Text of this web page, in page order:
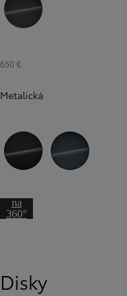
a bonusu za výkup
Nový Yaris Cross
650 €
Metalická
na
360°
Disky